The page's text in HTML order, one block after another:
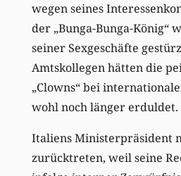
wegen seines
der „Bunga-Bunga-König“
seiner Sexgeschäfte
Amtskollegen hätten die
„Clowns“ bei
wohl noch länger erduldet.
Italiens Ministerpräsident
zurücktreten, weil seine